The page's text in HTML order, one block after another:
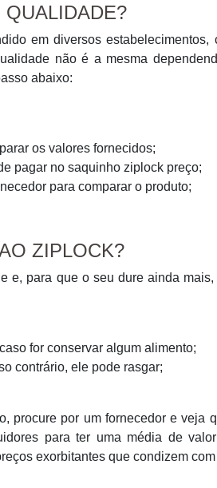
em diversos estabelecimentos,
não é a mesma
abaixo:
os valores fornecidos;
pagar no saquinho ziplock preço;
para comparar o produto;
ZIPLOCK?
e, para que o seu dure ainda
for conservar algum alimento;
contrário, ele pode rasgar;
procure por um fornecedor e veja
para ter uma média de
exorbitantes que condizem